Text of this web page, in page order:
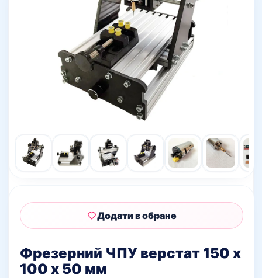
Фрезерний ЧПУ верстат 150 х
100 х 50 мм
Додати в обране